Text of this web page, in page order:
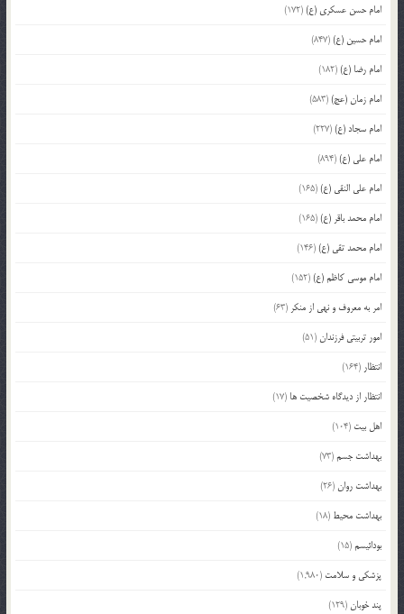
امام حسن عسکری (ع)(172)
امام حسین (ع)(847)
امام رضا (ع)(182)
امام زمان (عج)(583)
امام سجاد (ع)(227)
امام علی (ع)(894)
امام علی النقی (ع)(165)
امام محمد باقر (ع)(165)
امام محمد تقی (ع)(146)
امام موسی کاظم (ع)(152)
امر به معروف و نهی از منکر (63)
امور تربیتی فرزندان(51)
انتظار (164)
انتظار از دیدگاه شخصیت ها (17)
اهل بیت (104)
بهداشت جسم(73)
بهداشت روان(26)
بهداشت محیط (18)
بودائیسم(15)
پزشکی و سلامت (1,980)
پند خوبان(129)